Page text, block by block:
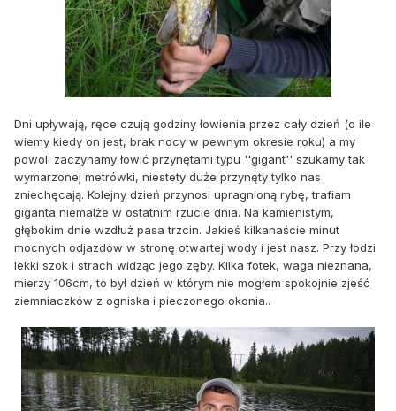
Dni upływają, ręce czują godziny łowienia przez cały dzień (o ile
wiemy kiedy on jest, brak nocy w pewnym okresie roku) a my
powoli zaczynamy łowić przynętami typu ''gigant'' szukamy tak
wymarzonej metrówki, niestety duże przynęty tylko nas
zniechęcają. Kolejny dzień przynosi upragnioną rybę, trafiam
giganta niemalże w ostatnim rzucie dnia. Na kamienistym,
głębokim dnie wzdłuż pasa trzcin. Jakieś kilkanaście minut
mocnych odjazdów w stronę otwartej wody i jest nasz. Przy łodzi
lekki szok i strach widząc jego zęby. Kilka fotek, waga nieznana,
mierzy 106cm, to był dzień w którym nie mogłem spokojnie zjeść
ziemniaczków z ogniska i pieczonego okonia..